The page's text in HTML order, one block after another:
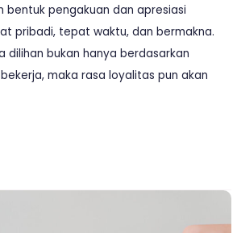
bentuk pengakuan dan apresiasi
pribadi, tepat waktu, dan bermakna.
dilihan bukan hanya berdasarkan
maka rasa loyalitas pun akan